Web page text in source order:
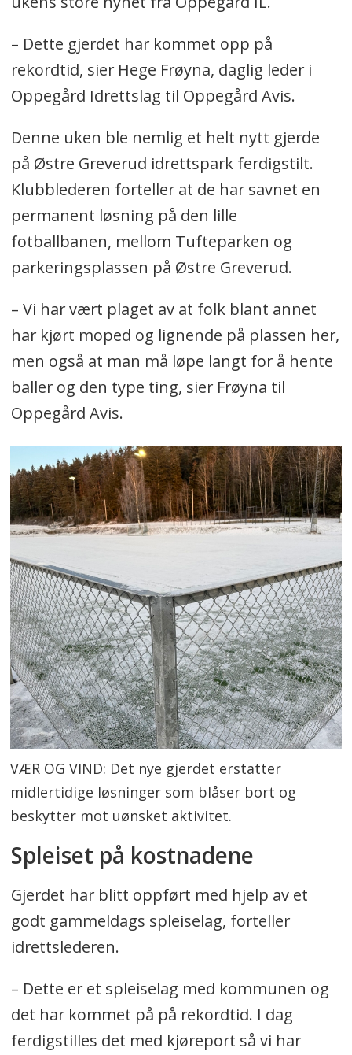
– Dette gjerdet har kommet opp på
rekordtid, sier Hege Frøyna, daglig leder i
Oppegård Idrettslag til Oppegård Avis.
Denne uken ble nemlig et helt nytt gjerde
på Østre Greverud idrettspark ferdigstilt.
Klubblederen forteller at de har savnet en
permanent løsning på den lille
fotballbanen, mellom Tufteparken og
parkeringsplassen på Østre Greverud.
– Vi har vært plaget av at folk blant annet
har kjørt moped og lignende på plassen her,
men også at man må løpe langt for å hente
baller og den type ting, sier Frøyna til
Oppegård Avis.
VÆR OG VIND: Det nye gjerdet erstatter
midlertidige løsninger som blåser bort og
beskytter mot uønsket aktivitet.
Spleiset på kostnadene
Gjerdet har blitt oppført med hjelp av et
godt gammeldags spleiselag, forteller
idrettslederen.
– Dette er et spleiselag med kommunen og
det har kommet på på rekordtid. I dag
ferdigstilles det med kjøreport så vi har